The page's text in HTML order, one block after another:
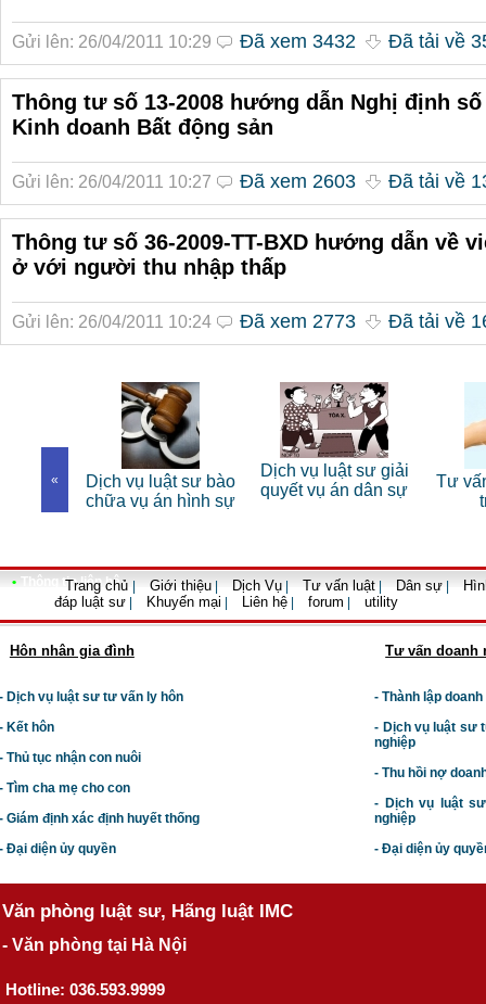
Gửi lên: 26/04/2011 10:29 Đã xem 3432 Đã tải về
Thông tư số 13-2008 hướng dẫn Nghị định số
Kinh doanh Bất động sản
Gửi lên: 26/04/2011 10:27 Đã xem 2603 Đã tải về
Thông tư số 36-2009-TT-BXD hướng dẫn về
ở với người thu nhập thấp
Gửi lên: 26/04/2011 10:24 Đã xem 2773 Đã tải về
«
Dịch vụ luật sư bào
chữa vụ án hình sự
Dịch vụ luật sư giải
quyết vụ án dân sự
Tư
• Thông tin liên hệ
Trang chủ Giới thiệu Dịch Vụ Tư vấn luật Dân sự
đáp luật sư
Khuyến mại Liên hệ forum utility
Hôn nhân gia đình
Dịch vụ luật sư tư vấn ly hôn
Kết hôn
Thủ tục nhận con nuôi
Tìm cha mẹ cho con
Giám định xác định huyết thống
Đại diện ủy quyền
Tư vấn doanh
- Thành lập
- Dịch vụ luật sư t
nghiệp
- Thu hồi nợ
- Dịch vụ luật
nghiệp
- Đại diện ủy
Văn phòng luật sư, Hãng luật IMC
- Văn phòng tại Hà Nội
Hotline: 036.593.9999